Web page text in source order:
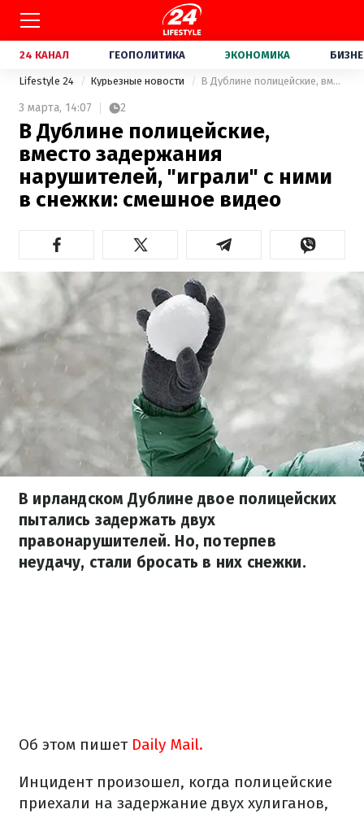
24 КАНАЛ ГЕОПОЛИТИКА ЭКОНОМИКА
Lifestyle 24 Курьезные новости В Дублине полицейские, вместо задержания нарушителей, "играли" с ними в снежки: смешное видео
3 марта, 14:07 2
В Дублине полицейские,
вместо задержания
нарушителей, "играли" с ними
в снежки: смешное видео
В ирландском Дублине двое полицейских
пытались задержать двух
правонарушителей. Но, потерпев
неудачу, стали бросать в них снежки.
Об этом пишет Daily Mail.
Инцидент произошел, когда полицейские
приехали на задержание двух хулиганов,